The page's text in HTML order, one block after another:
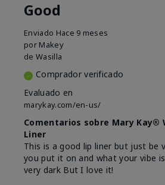
Good
Enviado Hace 9 meses
por Makey
de Wasilla
Comprador verificado
Evaluado en
marykay.com/en-us/
Comentarios sobre Mary Kay®
Liner
This is a good lip liner but just be
you put it on and what your vibe
very dark But I love it!